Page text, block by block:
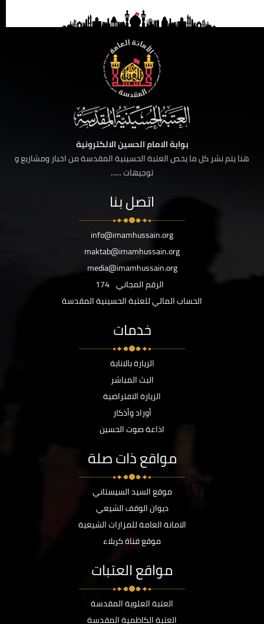
بوابة الامام الحسين الالكترونية
هنا يتم نشر كل ما يخص العتبة الحسينية المقدسة من اخبار ومشاريع و
توجيهات ......
اتصل بنا
info@imamhussain.org
maktab@imamhussain.org
media@imamhussain.org
الرقم المجاني 174
الحساب المالي للعتبة الحسينية المقدسة
خدمات
الزيارة بالانابة
البث المباشر
الزيارة الافتراضية
أوراد وأذكار
اذاعة صوت الحسين
مواقع ذات صلة
موقع السيد السيستاني
ديوان الوقف الشيعي
الامانة العامة للمزارات الشيعية
موقع قناة كربلاء
مواقع العتبات
العتبة العلوية المقدسة
العتبة الكاظمية المقدسة